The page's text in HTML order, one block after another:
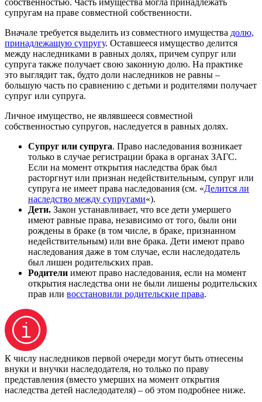
собственностью. Часть имущества могла принадлежать
супругам на праве совместной собственности.
Вначале требуется выделить из совместного имущества долю,
принадлежащую супругу. Оставшееся имущество делится
между наследниками в равных долях, причем супруг или
супруга также получает свою законную долю. На практике
это выглядит так, будто доли наследников не равны –
большую часть по сравнению с детьми и родителями получает
супруг или супруга.
Личное имущество, не являвшееся совместной
собственностью супругов, наследуется в равных долях.
Супруг или супруга. Право наследования возникает
только в случае регистрации брака в органах ЗАГС.
Если на момент открытия наследства брак был
расторгнут или признан недействительным, супруг или
супруга не имеет права наследования (см. «Делится ли
наследство между супругами«).
Дети. Закон устанавливает, что все дети умершего
имеют равные права, независимо от того, были они
рождены в браке (в том числе, в браке, признанном
недействительным) или вне брака. Дети имеют право
наследования даже в том случае, если наследодатель
был лишен родительских прав.
Родители имеют право наследования, если на момент
открытия наследства они не были лишены родительских
прав или восстановили родительские права.
К числу наследников первой очереди могут быть отнесены
внуки и внучки наследодателя, но только по праву
представления (вместо умерших на момент открытия
наследства детей наследодателя) – об этом подробнее ниже.